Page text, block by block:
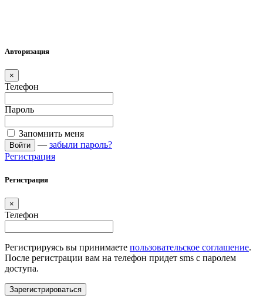
Авторизация
×
Телефон
Пароль
Запомнить меня
Войти — забыли пароль?
Регистрация
Регистрация
×
Телефон
Регистрируясь вы принимаете пользовательское соглашение.
После регистрации вам на телефон придет sms с паролем
доступа.
Зарегистрироваться